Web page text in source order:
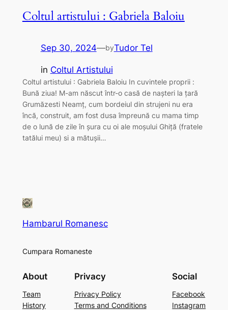
Coltul artistului : Gabriela Baloiu
Sep 30, 2024—byTudor Tel
in Coltul Artistului
Coltul artistului : Gabriela Baloiu In cuvintele proprii :
Bună ziua! M-am născut într-o casă de nașteri la țară
Grumăzesti Neamț, cum bordeiul din strujeni nu era
încă, construit, am fost dusa împreună cu mama timp
de o lună de zile în șura cu oi ale moșului Ghiță (fratele
tatălui meu) si a mătușii…
Hambarul Romanesc
Cumpara Romaneste
About
Team
History
Privacy
Privacy Policy
Terms and Conditions
Social
Facebook
Instagram